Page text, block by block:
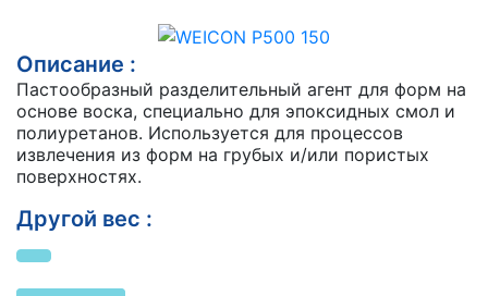
Описание :
Пастообразный разделительный агент для форм на
основе воска, специально для эпоксидных смол и
полиуретанов. Используется для процессов
извлечения из форм на грубых и/или пористых
поверхностях.
Другой вес :